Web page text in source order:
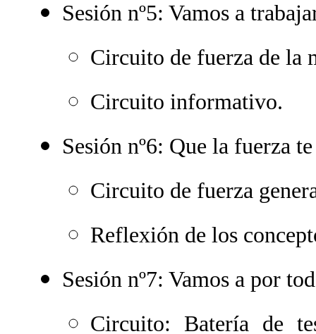
Sesión nº5: Vamos a
Circuito de fuerza de la
Circuito informativo.
Sesión nº6: Que la fuerza
Circuito de fuerza
Reflexión de los
Sesión nº7: Vamos a por
Circuito: Batería de